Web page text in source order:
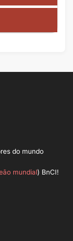
do mundo
mundial) BnCI!